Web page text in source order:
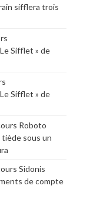
sifflera trois
Sifflet » de
Sifflet » de
Roboto
tiède sous un
Sidonis
de compte